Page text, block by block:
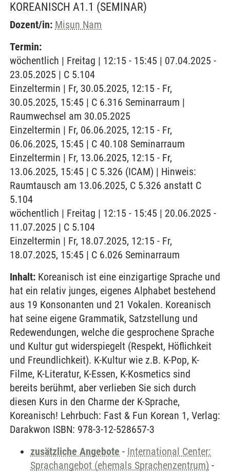
KOREANISCH A1.1 (SEMINAR)
Dozent/in: Misun Nam
Termin:
wöchentlich | Freitag | 12:15 - 15:45 | 07.04.2025 -
23.05.2025 | C 5.104
Einzeltermin | Fr, 30.05.2025, 12:15 - Fr,
30.05.2025, 15:45 | C 6.316 Seminarraum |
Raumwechsel am 30.05.2025
Einzeltermin | Fr, 06.06.2025, 12:15 - Fr,
06.06.2025, 15:45 | C 40.108 Seminarraum
Einzeltermin | Fr, 13.06.2025, 12:15 - Fr,
13.06.2025, 15:45 | C 5.326 (ICAM) | Hinweis:
Raumtausch am 13.06.2025, C 5.326 anstatt C
5.104
wöchentlich | Freitag | 12:15 - 15:45 | 20.06.2025 -
11.07.2025 | C 5.104
Einzeltermin | Fr, 18.07.2025, 12:15 - Fr,
18.07.2025, 15:45 | C 6.026 Seminarraum
Inhalt: Koreanisch ist eine einzigartige Sprache und
hat ein relativ junges, eigenes Alphabet bestehend
aus 19 Konsonanten und 21 Vokalen. Koreanisch
hat seine eigene Grammatik, Satzstellung und
Redewendungen, welche die gesprochene Sprache
und Kultur gut widerspiegelt (Respekt, Höflichkeit
und Freundlichkeit). K-Kultur wie z.B. K-Pop, K-
Filme, K-Literatur, K-Essen, K-Kosmetics sind
bereits berühmt, aber verlieben Sie sich durch
diesen Kurs in den Charme der K-Sprache,
Koreanisch! Lehrbuch: Fast & Fun Korean 1, Verlag:
Darakwon ISBN: 978-3-12-528657-3
zusätzliche Angebote - International Center:
Sprachangebot (ehemals Sprachenzentrum) -